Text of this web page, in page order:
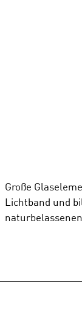
Große
Lichtband und